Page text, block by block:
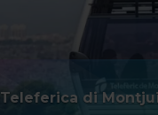
Teleferica di